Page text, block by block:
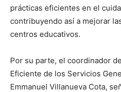
prácticas eficientes en el
contribuyendo así a mejorar
centros educativos.
Por su parte, el coordinador
Eficiente de los Servicios
Emmanuel Villanueva Cota,